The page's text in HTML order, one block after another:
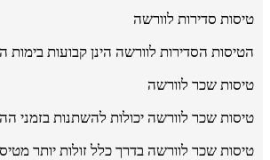
טיסות סדירות לוורשה
הטיסות הסדירות לוורשה הינן קבועות
טיסות שכר לוורשה
טיסות שכר לוורשה יכולות להשתנות בזמני
טיסות שכר לוורשה בדרך כלל זולות יותר